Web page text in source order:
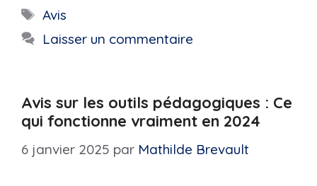
Étiquettes
Avis
Laisser un commentaire
Avis sur les outils pédagogiques : Ce
qui fonctionne vraiment en 2024
6 janvier 2025 par Mathilde Brevault